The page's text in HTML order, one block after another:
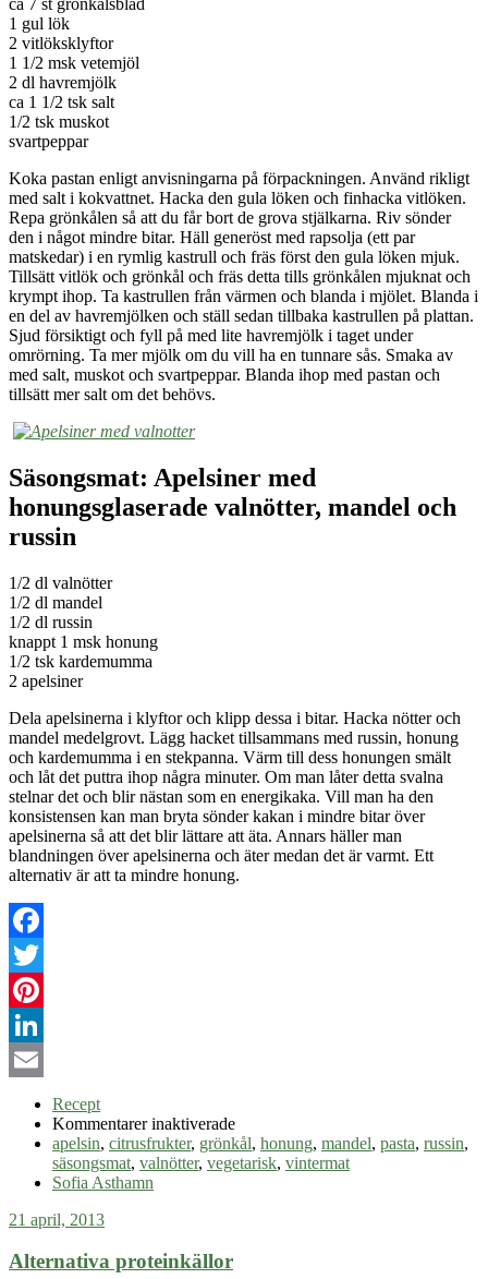
ca 7 st grönkålsblad
1 gul lök
2 vitlöksklyftor
1 1/2 msk vetemjöl
2 dl havremjölk
ca 1 1/2 tsk salt
1/2 tsk muskot
svartpeppar
Koka pastan enligt anvisningarna på förpackningen. Använd rikligt
med salt i kokvattnet. Hacka den gula löken och finhacka vitlöken.
Repa grönkålen så att du får bort de grova stjälkarna. Riv sönder
den i något mindre bitar. Häll generöst med rapsolja (ett par
matskedar) i en rymlig kastrull och fräs först den gula löken mjuk.
Tillsätt vitlök och grönkål och fräs detta tills grönkålen mjuknat och
krympt ihop. Ta kastrullen från värmen och blanda i mjölet. Blanda i
en del av havremjölken och ställ sedan tillbaka kastrullen på plattan.
Sjud försiktigt och fyll på med lite havremjölk i taget under
omrörning. Ta mer mjölk om du vill ha en tunnare sås. Smaka av
med salt, muskot och svartpeppar. Blanda ihop med pastan och
tillsätt mer salt om det behövs.
Säsongsmat: Apelsiner med
honungsglaserade valnötter, mandel och
russin
1/2 dl valnötter
1/2 dl mandel
1/2 dl russin
knappt 1 msk honung
1/2 tsk kardemumma
2 apelsiner
Dela apelsinerna i klyftor och klipp dessa i bitar. Hacka nötter och
mandel medelgrovt. Lägg hacket tillsammans med russin, honung
och kardemumma i en stekpanna. Värm till dess honungen smält
och låt det puttra ihop några minuter. Om man låter detta svalna
stelnar det och blir nästan som en energikaka. Vill man ha den
konsistensen kan man bryta sönder kakan i mindre bitar över
apelsinerna så att det blir lättare att äta. Annars häller man
blandningen över apelsinerna och äter medan det är varmt. Ett
alternativ är att ta mindre honung.
Facebook
Twitter
Pinterest
LinkedIn
Recept
Kommentarer inaktiveradeför
Säsongsmat
–
apelsin, citrusfrukter, grönkål, honung, mandel, pasta, russin,
säsongsmat, valnötter, vegetarisk, vintermat
Sofia Asthamn
21 april, 2013
Alternativa proteinkällor